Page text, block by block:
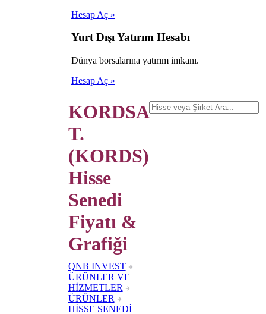
Hesap Aç »
Yurt Dışı Yatırım Hesabı
Dünya borsalarına yatırım imkanı.
Hesap Aç »
KORDSA
T.
(KORDS)
Hisse
Senedi
Fiyatı &
Grafiği
QNB INVEST
ÜRÜNLER VE
HİZMETLER
ÜRÜNLER
HİSSE SENEDİ